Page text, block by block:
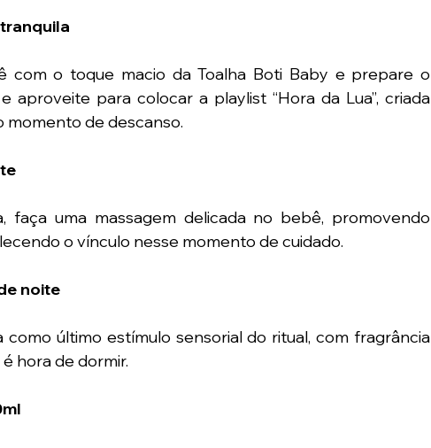
com o toque macio da Toalha Boti Baby e prepare o
aproveite para colocar a playlist “Hora da Lua”, criada
momento de descanso.
faça uma massagem delicada no bebê, promovendo
o vínculo nesse momento de cuidado.
noite
último estímulo sensorial do ritual, com fragrância
hora de dormir.